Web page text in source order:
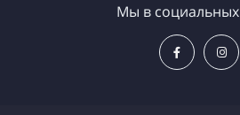
Мы в социальных